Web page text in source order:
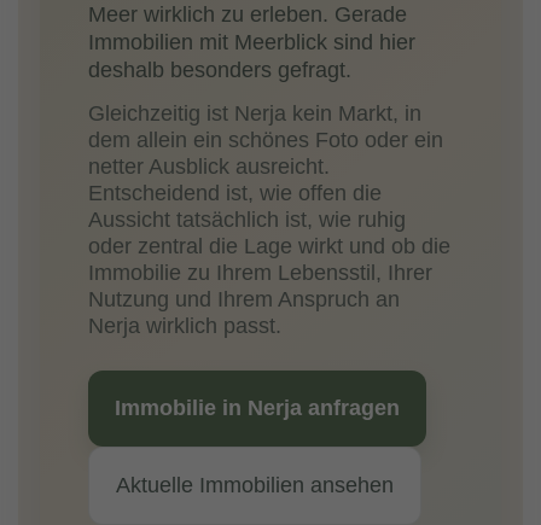
Meer wirklich zu erleben. Gerade
Immobilien mit Meerblick sind hier
deshalb besonders gefragt.
Gleichzeitig ist Nerja kein Markt, in
dem allein ein schönes Foto oder ein
netter Ausblick ausreicht.
Entscheidend ist, wie offen die
Aussicht tatsächlich ist, wie ruhig
oder zentral die Lage wirkt und ob die
Immobilie zu Ihrem Lebensstil, Ihrer
Nutzung und Ihrem Anspruch an
Nerja wirklich passt.
Immobilie in Nerja anfragen
Aktuelle Immobilien ansehen